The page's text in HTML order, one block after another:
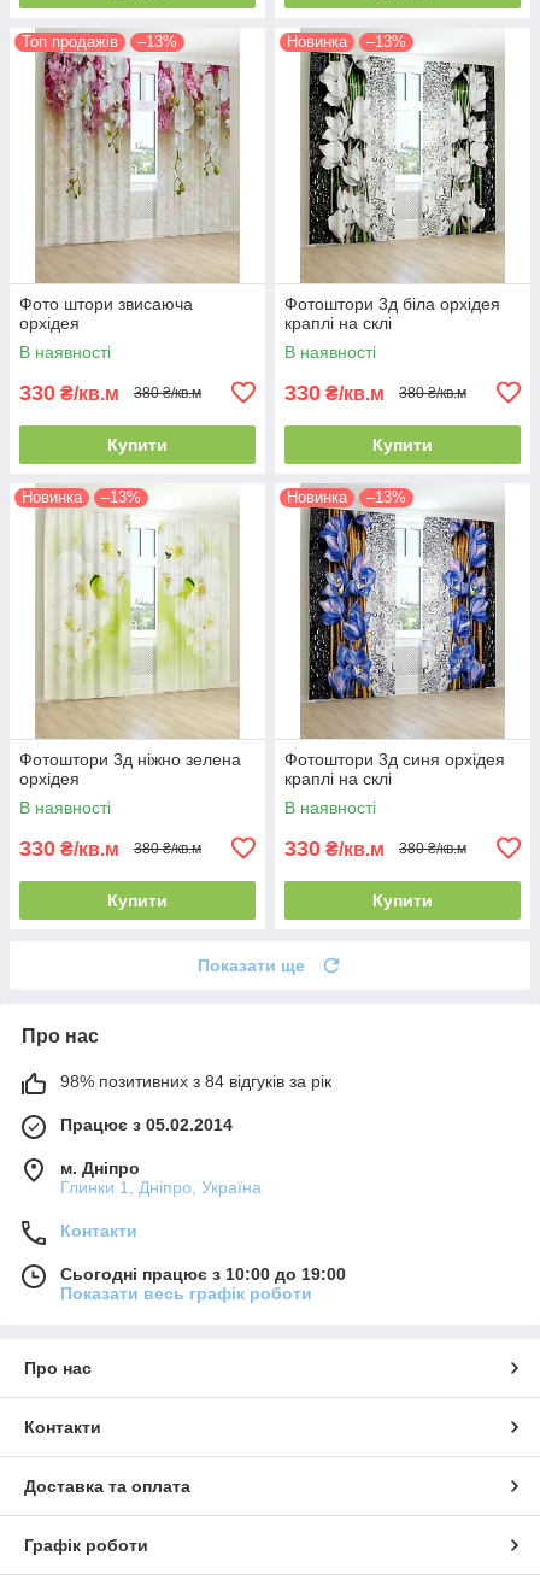
Топ продажів –13%
Фото штори звисаюча
орхідея
В наявності
330 ₴/кв.м 380 ₴/кв.м
Купити
Новинка –13%
Фотоштори 3д біла орхідея
краплі на склі
В наявності
330 ₴/кв.м 380 ₴/кв.м
Купити
Новинка –13%
Фотоштори 3д ніжно зелена
орхідея
В наявності
330 ₴/кв.м 380 ₴/кв.м
Купити
Новинка –13%
Фотоштори 3д синя орхідея
краплі на склі
В наявності
330 ₴/кв.м 380 ₴/кв.м
Купити
Показати ще
Про нас
98% позитивних з 84 відгуків за рік
Працює з 05.02.2014
м. Дніпро
Глинки 1, Дніпро, Україна
Контакти
Сьогодні працює з 10:00 до 19:00
Показати весь графік роботи
Про нас
Контакти
Доставка та оплата
Графік роботи